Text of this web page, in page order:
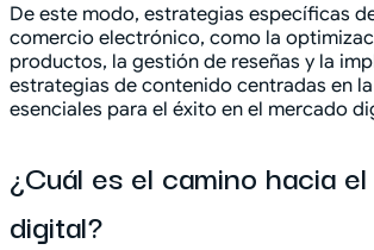
De este modo, estrategias específicas
comercio electrónico, como la
productos, la gestión de reseñas y la
estrategias de contenido centradas en
esenciales para el éxito en el mercado
¿Cuál es el camino hacia
digital?